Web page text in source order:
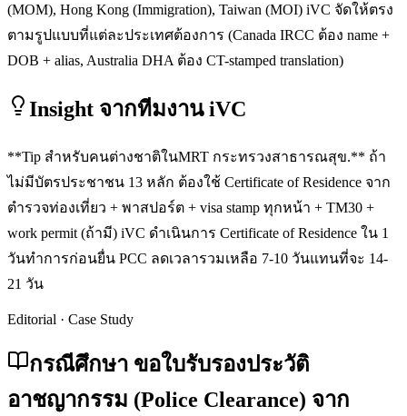
(MOM), Hong Kong (Immigration), Taiwan (MOI) iVC จัดให้ตรง
ตามรูปแบบที่แต่ละประเทศต้องการ (Canada IRCC ต้อง name +
DOB + alias, Australia DHA ต้อง CT-stamped translation)
Insight จากทีมงาน iVC
**Tip สำหรับคนต่างชาติในMRT กระทรวงสาธารณสุข.** ถ้า
ไม่มีบัตรประชาชน 13 หลัก ต้องใช้ Certificate of Residence จาก
ตำรวจท่องเที่ยว + พาสปอร์ต + visa stamp ทุกหน้า + TM30 +
work permit (ถ้ามี) iVC ดำเนินการ Certificate of Residence ใน 1
วันทำการก่อนยื่น PCC ลดเวลารวมเหลือ 7-10 วันแทนที่จะ 14-
21 วัน
Editorial · Case Study
กรณีศึกษา ขอใบรับรองประวัติ
อาชญากรรม (Police Clearance) จาก